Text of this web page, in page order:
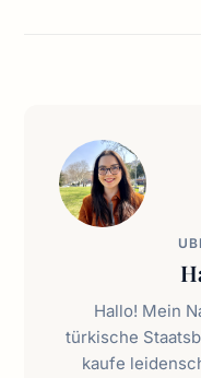
Hallo! Mein
türkische
kaufe